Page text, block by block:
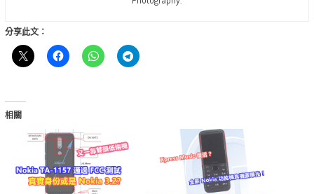
分享此文：
相關